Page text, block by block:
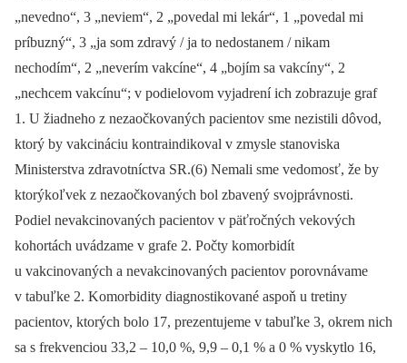
„nevedno“, 3 „neviem“, 2 „povedal mi lekár“, 1 „povedal mi
príbuzný“, 3 „ja som zdravý / ja to nedostanem / nikam
nechodím“, 2 „neverím vakcíne“, 4 „bojím sa vakcíny“, 2
„nechcem vakcínu“; v podielovom vyjadrení ich zobrazuje graf
1. U žiadneho z nezaočkovaných pacientov sme nezistili dôvod,
ktorý by vakcináciu kontraindikoval v zmysle stanoviska
Ministerstva zdravotníctva SR.(6) Nemali sme vedomosť, že by
ktorýkoľvek z nezaočkovaných bol zbavený svojprávnosti.
Podiel nevakcinovaných pacientov v päťročných vekových
kohortách uvádzame v grafe 2. Počty komorbidít
u vakcinovaných a nevakcinovaných pacientov porovnávame
v tabuľke 2. Komorbidity diagnostikované aspoň u tretiny
pacientov, ktorých bolo 17, prezentujeme v tabuľke 3, okrem nich
sa s frekvenciou 33,2 –⁠ 10,0 %, 9,9 –⁠ 0,1 % a 0 % vyskytlo 16,